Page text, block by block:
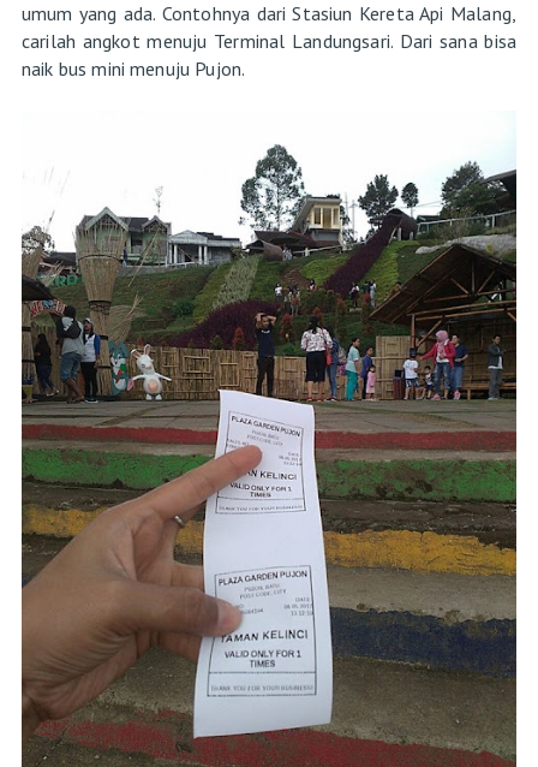
umum yang ada. Contohnya dari Stasiun Kereta Api Malang,
carilah angkot menuju Terminal Landungsari. Dari sana bisa
naik bus mini menuju Pujon.